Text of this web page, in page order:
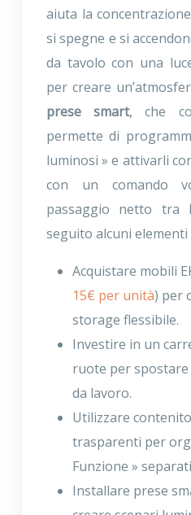
aiuta la
si spegne e si
da tavolo con una
per creare
prese smart, che
permette di
luminosi » e attivarli
con un comando
passaggio netto tra
seguito alcuni
Acquistare mobili
15€ per unità) per
storage flessibile.
Investire in un
ruote per
da lavoro.
Utilizzare
trasparenti per
Funzione »
Installare prese